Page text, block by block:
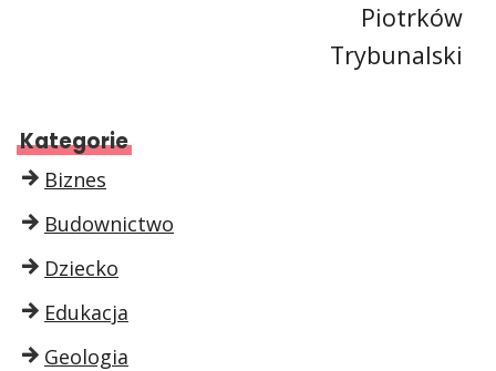
Piotrków
Trybunalski
Kategorie
Biznes
Budownictwo
Dziecko
Edukacja
Geologia